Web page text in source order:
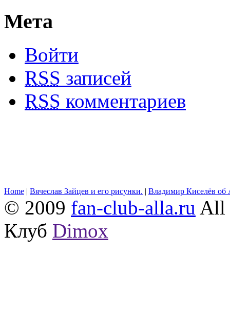
Мета
Войти
RSS записей
RSS комментариев
Home | Вячеслав Зайцев и его рисунки. | Владимир Киселёв об
© 2009 fan-club-alla.ru All
Клуб Dimox